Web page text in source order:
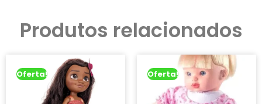
Produtos relacionados
Oferta! Oferta!